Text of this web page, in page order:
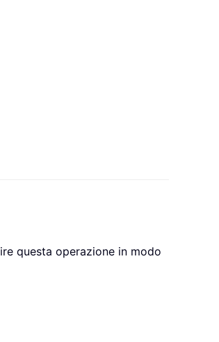
questa operazione in modo